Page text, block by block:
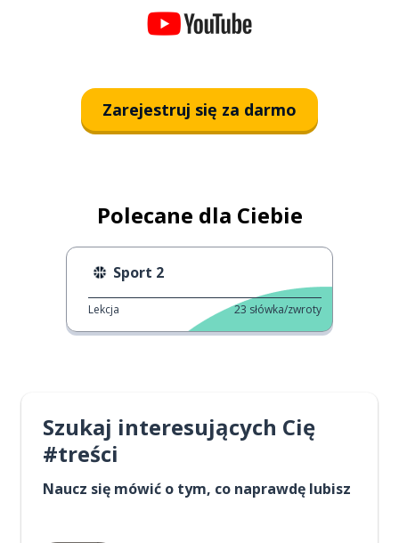
Zarejestruj się za darmo
Polecane dla Ciebie
Sport 2
Lekcja 23 słówka/zwroty
Szukaj interesujących Cię
#treści
Naucz się mówić o tym, co naprawdę lubisz